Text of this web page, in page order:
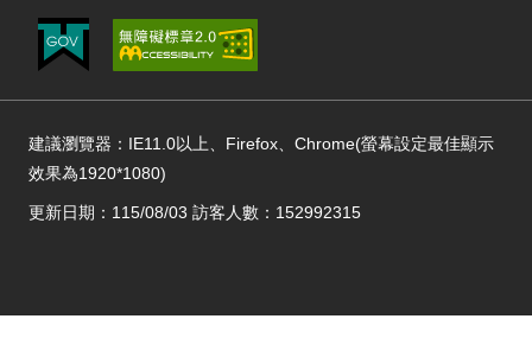
建議瀏覽器：IE11.0以上、Firefox、Chrome(螢幕設定最佳顯示
效果為1920*1080)
更新日期：115/08/03 訪客人數：152992315